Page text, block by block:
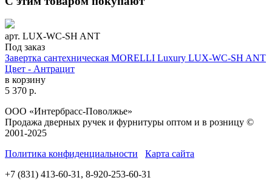
арт. LUX-WC-SH ANT
Под заказ
Завертка сантехническая MORELLI Luxury LUX-WC-SH ANT
Цвет - Антрацит
в корзину
5 370 р.
ООО «Интербрасс-Поволжье»
Продажа дверных ручек и фурнитуры оптом и в розницу ©
2001-2025
Политика конфиденциальности
Карта сайта
+7 (831) 413-60-31, 8-920-253-60-31